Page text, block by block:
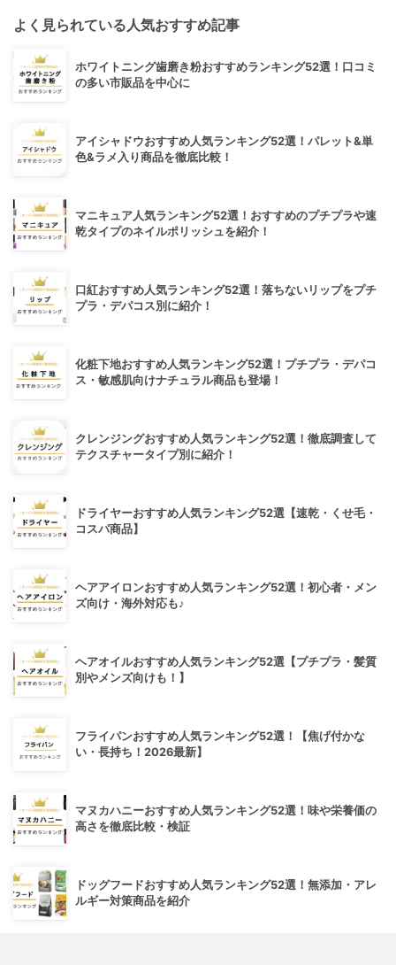
よく見られている人気おすすめ記事
ホワイトニング歯磨き粉おすすめランキング52選！口コミ
の多い市販品を中心に
アイシャドウおすすめ人気ランキング52選！パレット&単
色&ラメ入り商品を徹底比較！
マニキュア人気ランキング52選！おすすめのプチプラや速
乾タイプのネイルポリッシュを紹介！
口紅おすすめ人気ランキング52選！落ちないリップをプチ
プラ・デパコス別に紹介！
化粧下地おすすめ人気ランキング52選！プチプラ・デパコ
ス・敏感肌向けナチュラル商品も登場！
クレンジングおすすめ人気ランキング52選！徹底調査して
テクスチャータイプ別に紹介！
ドライヤーおすすめ人気ランキング52選【速乾・くせ毛・
コスパ商品】
ヘアアイロンおすすめ人気ランキング52選！初心者・メン
ズ向け・海外対応も♪
ヘアオイルおすすめ人気ランキング52選【プチプラ・髪質
別やメンズ向けも！】
フライパンおすすめ人気ランキング52選！【焦げ付かな
い・長持ち！2026最新】
マヌカハニーおすすめ人気ランキング52選！味や栄養価の
高さを徹底比較・検証
ドッグフードおすすめ人気ランキング52選！無添加・アレ
ルギー対策商品を紹介